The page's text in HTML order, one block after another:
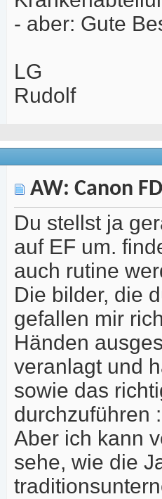
- aber: Gute
LG
Rudolf
AW: Canon
Du stellst ja
auf EF um.
auch rutine
Die bilder, die
gefallen mir
Händen
veranlagt und
sowie das
durchzuführen
Aber ich kann
sehe, wie die